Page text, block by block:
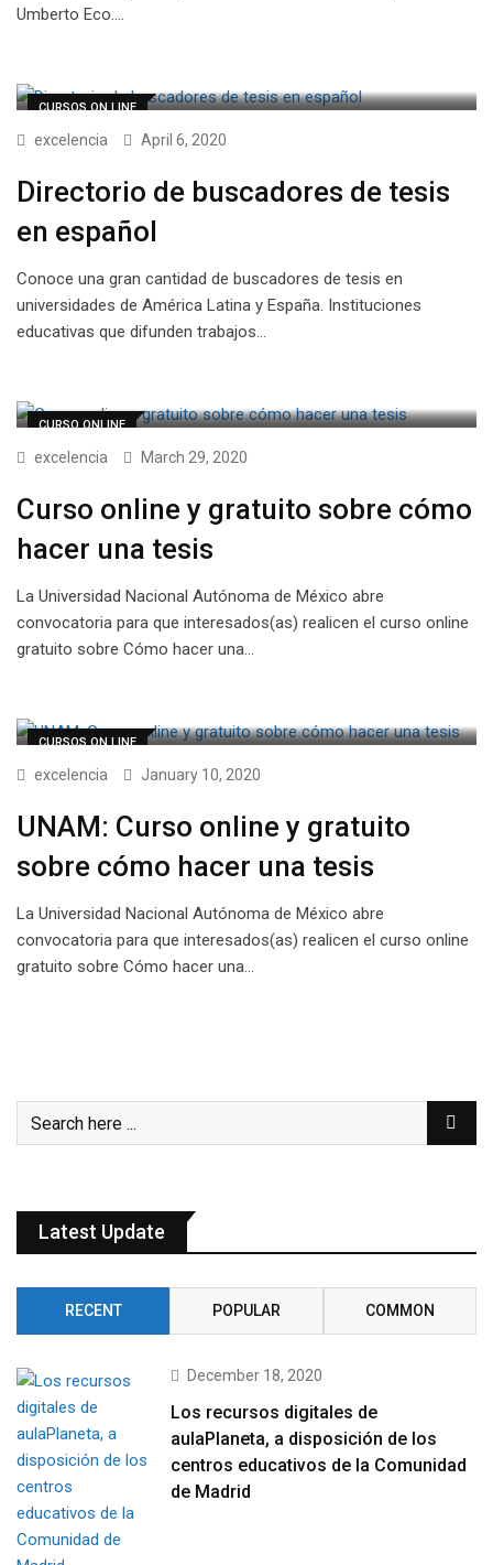
Umberto Eco.…
CURSOS ON LINE
excelencia April 6, 2020
Directorio de buscadores de tesis
en español
Conoce una gran cantidad de buscadores de tesis en
universidades de América Latina y España. Instituciones
educativas que difunden trabajos…
CURSO ONLINE
excelencia March 29, 2020
Curso online y gratuito sobre cómo
hacer una tesis
La Universidad Nacional Autónoma de México abre
convocatoria para que interesados(as) realicen el curso online
gratuito sobre Cómo hacer una…
CURSOS ON LINE
excelencia January 10, 2020
UNAM: Curso online y gratuito
sobre cómo hacer una tesis
La Universidad Nacional Autónoma de México abre
convocatoria para que interesados(as) realicen el curso online
gratuito sobre Cómo hacer una…
Latest Update
RECENT POPULAR COMMON
December 18, 2020
Los recursos digitales de
aulaPlaneta, a disposición de los
centros educativos de la Comunidad
de Madrid